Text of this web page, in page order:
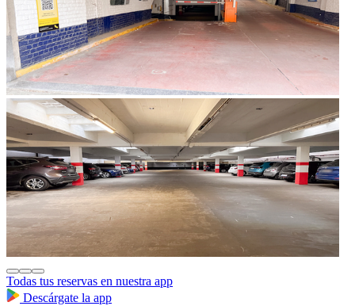
Todas tus reservas en nuestra app
Descárgate la app